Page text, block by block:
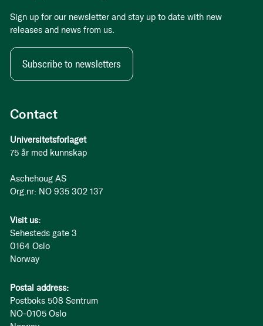
Contact
Universitetsforlaget
75 år med kunnskap
Aschehoug AS
Org.nr: NO 935 302 137
Visit us:
Sehesteds gate 3
0164 Oslo
Norway
Postal address:
Postboks 508 Sentrum
NO-0105 Oslo
Sign up for our newsletter and stay up to date with new
releases and news from us.
Subscribe to newsletters